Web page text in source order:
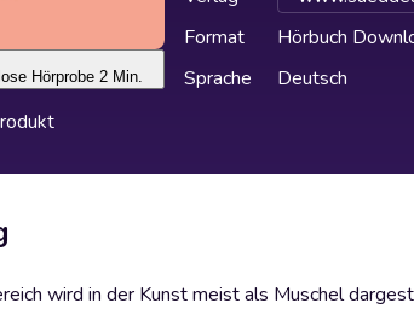
Hörprobe 2 Min.
Format
Hörbuch
Sprache
Deutsch
wird in der Kunst meist als Muschel